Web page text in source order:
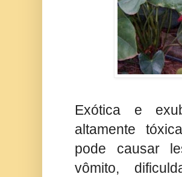
Exótica e
altamente
pode causar
vômito,